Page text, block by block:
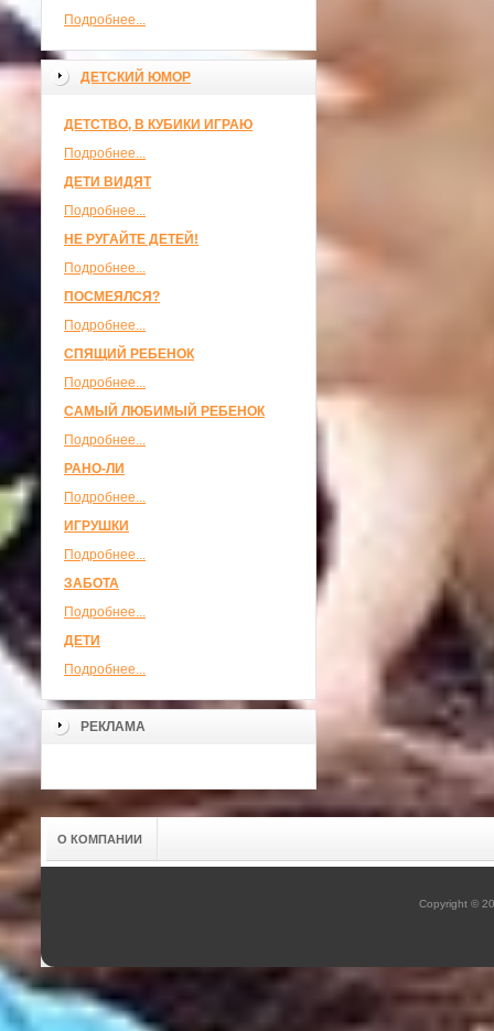
Подробнее...
ДЕТСКИЙ ЮМОР
ДЕТСТВО, В КУБИКИ ИГРАЮ
Подробнее...
ДЕТИ ВИДЯТ
Подробнее...
НЕ РУГАЙТЕ ДЕТЕЙ!
Подробнее...
ПОСМЕЯЛСЯ?
Подробнее...
СПЯЩИЙ РЕБЕНОК
Подробнее...
САМЫЙ ЛЮБИМЫЙ РЕБЕНОК
Подробнее...
РАНО-ЛИ
Подробнее...
ИГРУШКИ
Подробнее...
ЗАБОТА
Подробнее...
ДЕТИ
Подробнее...
РЕКЛАМА
О КОМПАНИИ
Copyright ©